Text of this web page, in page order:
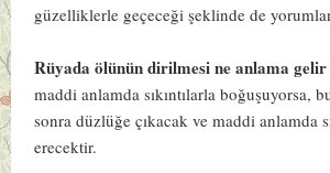
güzelliklerle geçeceği şeklinde de
Rüyada ölünün dirilmesi ne anlama
maddi anlamda sıkıntılarla boğuşuyorsa,
sonra düzlüğe çıkacak ve maddi anlamda
erecektir.